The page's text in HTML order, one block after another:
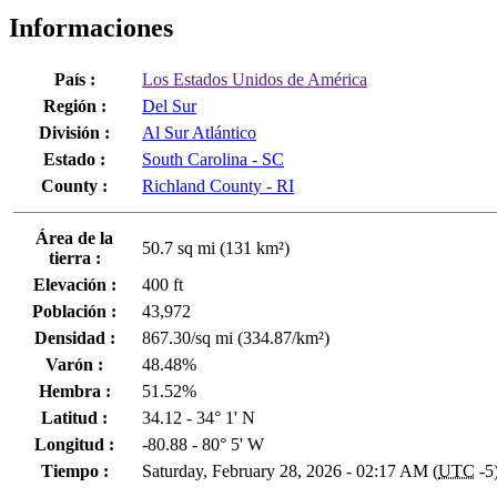
Informaciones
País :
Los Estados Unidos de América
Región :
Del Sur
División :
Al Sur Atlántico
Estado :
South Carolina - SC
County :
Richland County - RI
Área de la
tierra :
50.7 sq mi (131 km²)
Elevación :
400 ft
Población :
43,972
Densidad :
867.30/sq mi (334.87/km²)
Varón :
48.48%
Hembra :
51.52%
Latitud :
34.12 - 34° 1' N
Longitud :
-80.88 - 80° 5' W
Tiempo :
Saturday, February 28, 2026 - 02:17 AM (UTC -